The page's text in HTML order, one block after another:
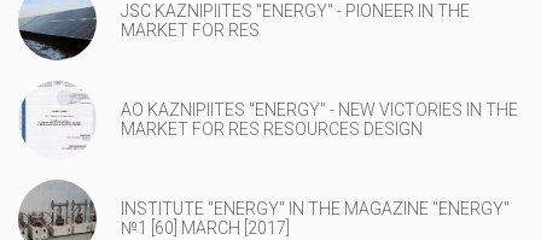
JSC KAZNIPIITES "ENERGY" - PIONEER IN THE
MARKET FOR RES
AO KAZNIPIITES "ENERGY" - NEW VICTORIES IN THE
MARKET FOR RES RESOURCES DESIGN
INSTITUTE "ENERGY" IN THE MAGAZINE "ENERGY"
№1 [60] MARCH [2017]